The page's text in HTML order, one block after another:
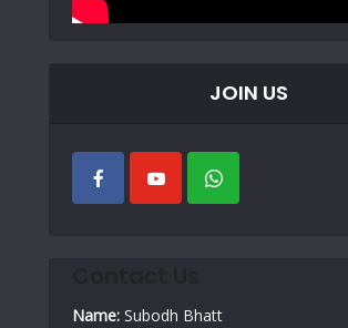
JOIN US
Name: Subodh Bhatt